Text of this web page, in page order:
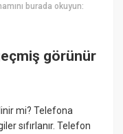
burada okuyun:
görünür
mi? Telefona
sıfırlanır. Telefon